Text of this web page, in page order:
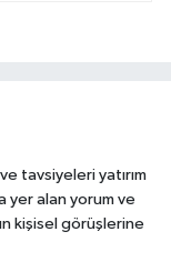
tavsiyeleri yatırım
yer alan yorum ve
kişisel görüşlerine